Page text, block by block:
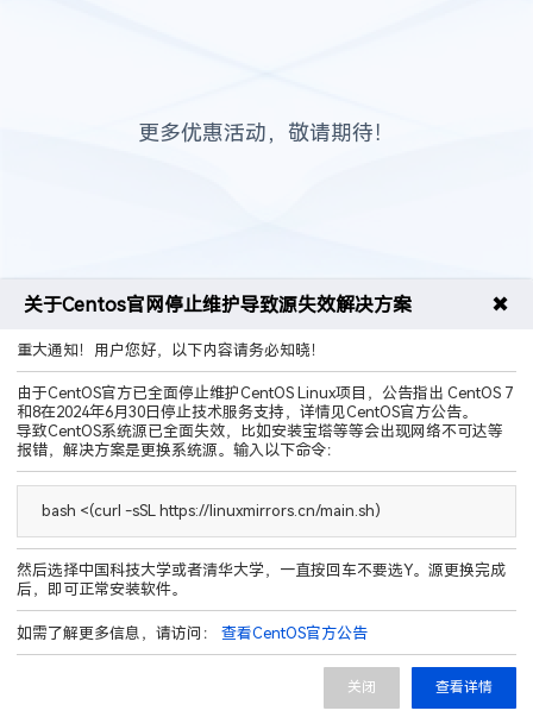
更多优惠活动，敬请期待！
售前咨询热线400-9989-596
QQ群聊
运营主体 厦门破碎工坊网络科技有限公司
营业执照 91350213MAET4B2X3F
电信增值业务许可证(ISP/IDC/CDN) B1-20242576
关于Centos官网停止维护导致源失效解决方案 ✖
重大通知！用户您好，以下内容请务必知晓！
由于CentOS官方已全面停止维护CentOS Linux项目，公告指出 CentOS 7
和8在2024年6月30日停止技术服务支持，详情见CentOS官方公告。
导致CentOS系统源已全面失效，比如安装宝塔等等会出现网络不可达等
报错，解决方案是更换系统源。输入以下命令：
bash <(curl -sSL https://linuxmirrors.cn/main.sh)
然后选择中国科技大学或者清华大学，一直按回车不要选Y。源更换完成
后，即可正常安装软件。
如需了解更多信息，请访问： 查看CentOS官方公告
查看详情
关闭